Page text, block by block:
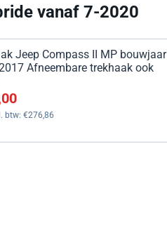
vanaf 7-2020
Jeep Compass II MP bouwjaar
Afneembare trekhaak ook
exclusief btw: 276,86
btw: €276,86